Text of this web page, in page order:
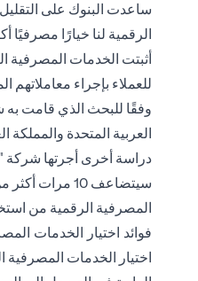
ساعدت البنوك على
الرقمية لنا خيارًا مصرفيًا
أثبتت الخدمات المصرفية
للعملاء بإجراء
العربية المتحدة والمملكة
المصرفية الرقمية من
فوائد اختيار الخدمات
اختيار الخدمات المصرفية